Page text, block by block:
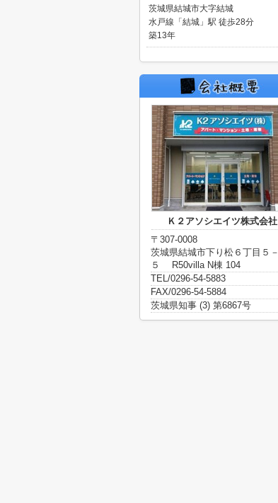
茨城県結城市大字結城
水戸線「結城」駅 徒歩28分
築13年
Ｋ２アソシエイツ株式会社
〒307-0008
茨城県結城市下り松６丁目５－
５ R50villa N棟 104
TEL/0296-54-5883
FAX/0296-54-5884
茨城県知事 (3) 第6867号